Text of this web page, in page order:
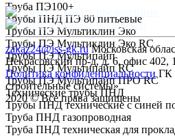
Труба ПЭ100+
Трубы ПНД ПЭ 80 питьевые
Трубы ПЭ Мультиклин Эко
Трубы ПЭ Мультиклин Эко RC
Трубы ПЭ Мультипайп
Трубы ПЭ Мультипайп RC
Трубы ПЭ Мультипайп ПРО RC
Технические трубы ПНД
Трубы ПНД технические с синей
Труба ПНД газопроводная
Труба ПНД техническая для
Скачать презентацию
Скачать реквизиты
zakaz24@iss-gk.ru Московская
Некрасовский пр-д, д. 6, офис 402,
Политика конфиденциальностиГК
строительные системы»
2020 © Все права защищены